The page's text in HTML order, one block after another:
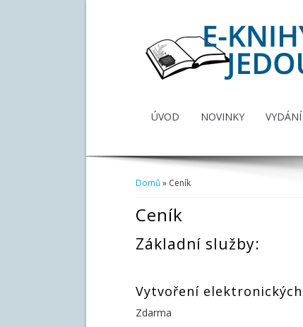
ÚVOD NOVINKY
Domů» Ceník
Ceník
Základní služby:
Vytvoření
Zdarma